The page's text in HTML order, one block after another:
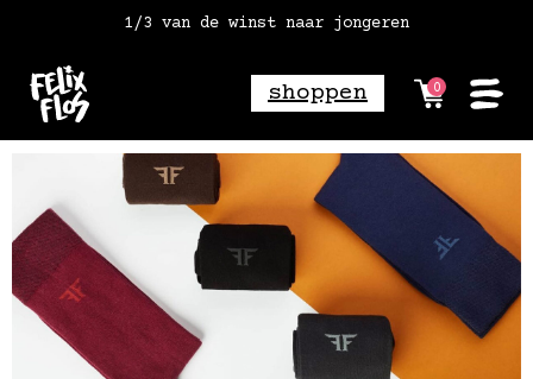
vóór 18:00 besteld = morgen in huis
gratis verzending vanaf 2 paar*
shoppen 0